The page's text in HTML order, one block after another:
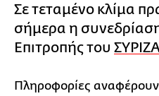
Σε τεταμένο κλίμα
σήμερα η
Επιτροπής του
Πληροφορίες